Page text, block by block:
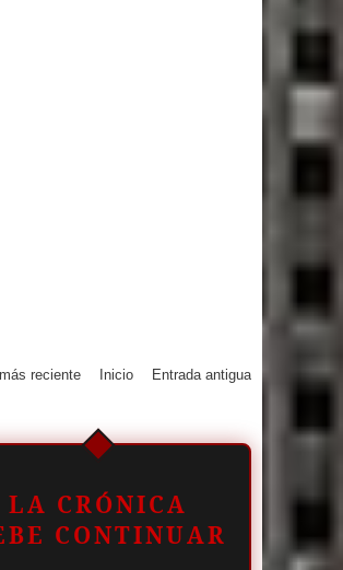
reciente Entrada antigua
Inicio
LA CRÓNICA
CONTINUAR